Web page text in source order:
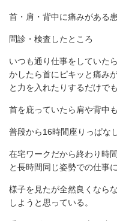
首・肩・背中に痛みがある
問診・検査したところ
いつも通り仕事をしていた
かしたら首にピキッと痛み
と力を入れたりするだけでも
首を庇っていたら肩や背中
普段から16時間座りっぱな
在宅ワークだから終わり時
と長時間同じ姿勢での仕事
様子を見たが全然良くなら
しようと思っている。